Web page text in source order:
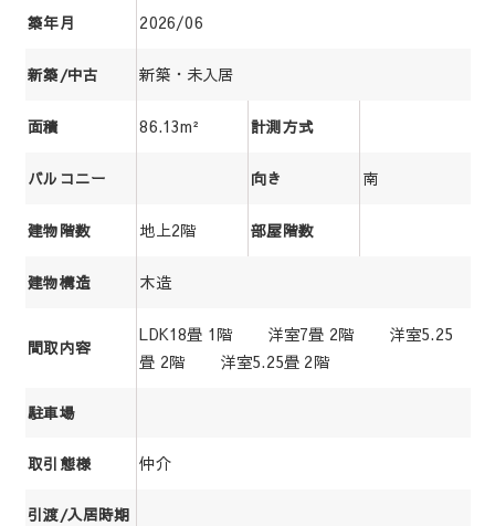
築年月 2026/06
新築/中古 新築・未入居
面積 86.13m² 計測方式
バルコニー 向き 南
建物階数 地上2階 部屋階数
建物構造 木造
間取内容
LDK18畳 1階 洋室7畳 2階 洋室5.25
畳 2階 洋室5.25畳 2階
駐車場
取引態様 仲介
引渡/入居時期